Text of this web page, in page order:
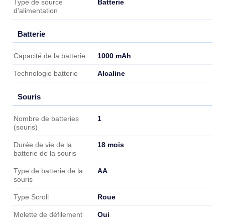
Type de source
d'alimentation
Batterie
Batterie
Batterie
Capacité de la batterie 1000 mAh
Technologie batterie Alcaline
Souris
Souris
Nombre de batteries
(souris)
1
Durée de vie de la
batterie de la souris
18 mois
Type de batterie de la
souris
AA
Type Scroll Roue
Molette de défilement Oui